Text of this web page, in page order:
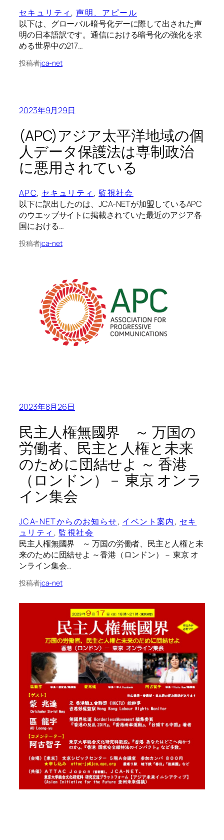
セキュリティ , 声明、アピール
以下は、グローバル暗号化デーに際して出された声
明の日本語訳です。通信における暗号化の強化を求
める世界中の217…
投稿者jca-net
2023年9月29日
(APC)アジア太平洋地域の個
人データ保護法は専制政治
に悪用されている
APC, セキュリティ , 監視社会
以下に訳出したのは、JCA-NETが加盟しているAPC
のウエッブサイトに掲載されていた最近のアジア各
国における…
投稿者jca-net
2023年8月26日
民主人権無國界 ～ 万国の
労働者、民主と人権と未来
のために団結せよ ～ 香港
（ロンドン）－ 東京 オンラ
イン集会
JCA-NETからのお知らせ, イベント案内, セキ
ュリティ , 監視社会
民主人権無國界 ～ 万国の労働者、民主と人権と未
来のために団結せよ ～香港（ロンドン）－ 東京 オ
ンライン集会…
投稿者jca-net